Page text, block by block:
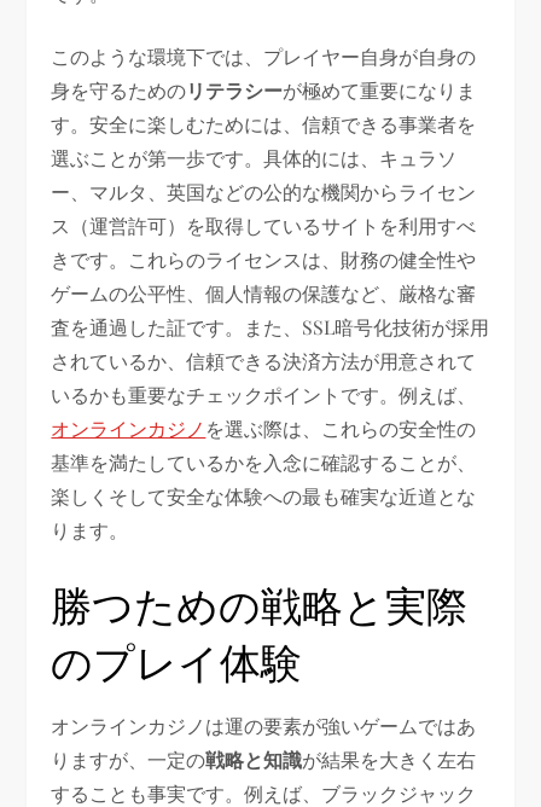
このような環境下では、プレイヤー自身が自身の
身を守るためのリテラシーが極めて重要になりま
す。安全に楽しむためには、信頼できる事業者を
選ぶことが第一歩です。具体的には、キュラソ
ー、マルタ、英国などの公的な機関からライセン
ス（運営許可）を取得しているサイトを利用すべ
きです。これらのライセンスは、財務の健全性や
ゲームの公平性、個人情報の保護など、厳格な審
査を通過した証です。また、SSL暗号化技術が採用
されているか、信頼できる決済方法が用意されて
いるかも重要なチェックポイントです。例えば、
オンラインカジノ を選ぶ際は、これらの安全性の
基準を満たしているかを入念に確認することが、
楽しくそして安全な体験への最も確実な近道とな
ります。
勝つための戦略と実際
のプレイ体験
オンラインカジノは運の要素が強いゲームではあ
りますが、一定の戦略と知識が結果を大きく左右
することも事実です。例えば、ブラックジャック